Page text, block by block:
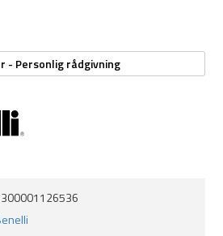
med röd indikation
kvart) + chokenyckel
att hitta det perfekta vapnet och ser till
behov och ditt skytte.
- Personlig rådgivning